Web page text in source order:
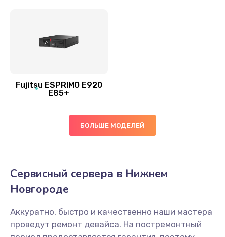
Fujitsu ESPRIMO E920
E85+
БОЛЬШЕ МОДЕЛЕЙ
Сервисный сервера в Нижнем
Новгороде
Аккуратно, быстро и качественно наши мастера
проведут ремонт девайса. На постремонтный